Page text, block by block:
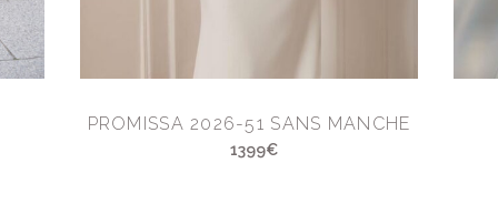
PROMISSA 2026-51 SANS MANCHE
1399€